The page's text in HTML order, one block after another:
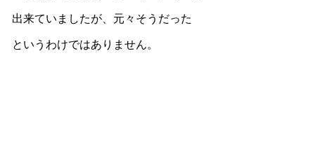
出来ていましたが、元々そうだった
というわけではありません。